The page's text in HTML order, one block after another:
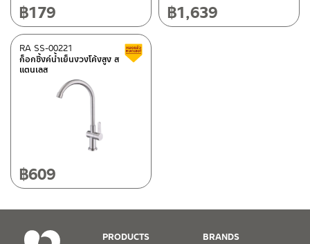
Normal stock level
Clearance sale(542)
In stock
฿179 ฿1,639
ก็อกซิ้งค์น้ำเย็นงวงโค้งสูง ส
แตนเลส
RA SS-00221
฿609
PRODUCTS
BRANDS